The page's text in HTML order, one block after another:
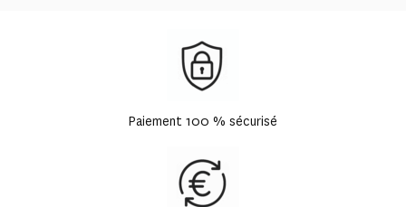
Paiement 100 % sécurisé